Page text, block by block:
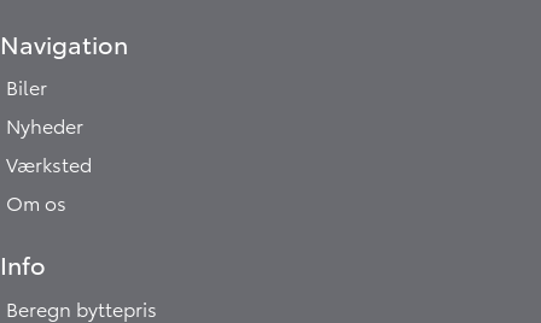
Navigation
Biler
Nyheder
Værksted
Om os
Info
Beregn byttepris